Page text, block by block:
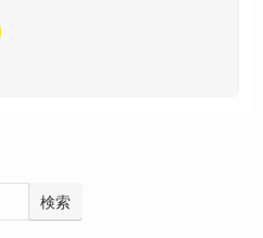
検索